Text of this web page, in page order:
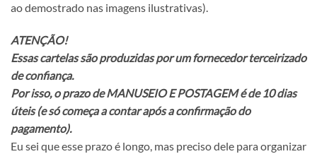
ao demostrado nas imagens ilustrativas).
ATENÇÃO!
Essas cartelas são produzidas por um fornecedor terceirizado
de confiança.
Por isso, o prazo de MANUSEIO E POSTAGEM é de 10 dias
úteis (e só começa a contar após a confirmação do
pagamento).
Eu sei que esse prazo é longo, mas preciso dele para organizar